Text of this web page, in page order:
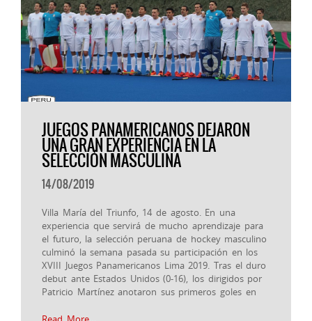
JUEGOS PANAMERICANOS DEJARON
UNA GRAN EXPERIENCIA EN LA
SELECCIÓN MASCULINA
14/08/2019
Villa María del Triunfo, 14 de agosto. En una
experiencia que servirá de mucho aprendizaje para
el futuro, la selección peruana de hockey masculino
culminó la semana pasada su participación en los
XVIII Juegos Panamericanos Lima 2019. Tras el duro
debut ante Estados Unidos (0-16), los dirigidos por
Patricio Martínez anotaron sus primeros goles en